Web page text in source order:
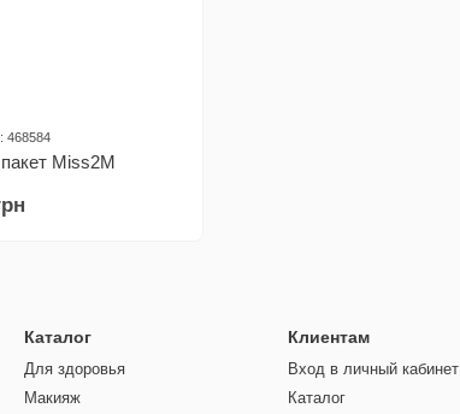
468584
Miss2M
Каталог
Для здоровья
Макияж
Клиентам
Вход в личный кабинет
Каталог